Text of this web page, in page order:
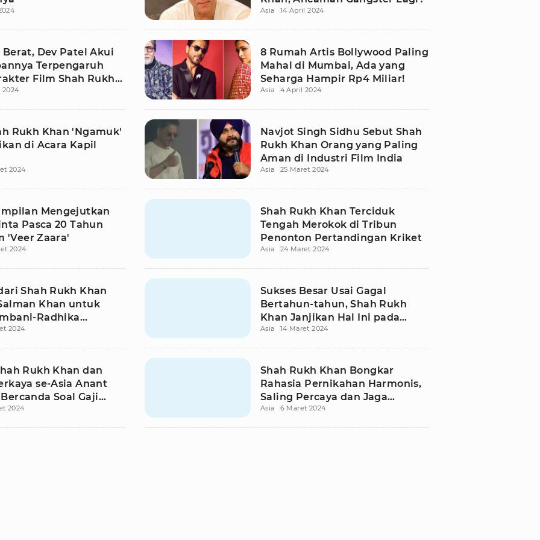
Asia 14 April 2024
Berat, Dev Patel Akui
Terpengaruh
Film Shah Rukh
2024
8 Rumah Artis Bollywood Paling
Mahal di Mumbai, Ada yang
Seharga Hampir Rp4 Miliar!
Asia 4 April 2024
Rukh Khan 'Ngamuk'
di Acara Kapil
2024
Navjot Singh Sidhu Sebut Shah
Rukh Khan Orang yang Paling
Aman di Industri Film India
Asia 25 Maret 2024
Mengejutkan
Pasca 20 Tahun
'Veer Zaara'
2024
Shah Rukh Khan Terciduk
Tengah Merokok di Tribun
Penonton Pertandingan Kriket
Asia 24 Maret 2024
Shah Rukh Khan
Khan untuk
Radhika
Harga Fantastis!
2024
Sukses Besar Usai Gagal
Bertahun-tahun, Shah Rukh
Khan Janjikan Hal Ini pada
Keluarganya
Asia 14 Maret 2024
Rukh Khan dan
se-Asia Anant
Soal Gaji
2024
Shah Rukh Khan Bongkar
Rahasia Pernikahan Harmonis,
Saling Percaya dan Jaga
Komunikasi
Asia 6 Maret 2024